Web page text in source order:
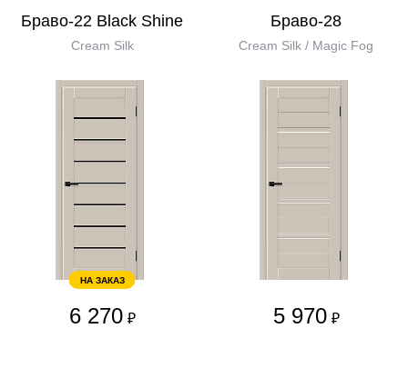
Браво-22 Black Shine
Cream Silk
НА ЗАКАЗ
6 270 ₽
Браво-28
Cream Silk / Magic Fog
5 970 ₽